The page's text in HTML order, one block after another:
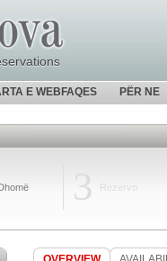
E WEBFAQES PËR NE
3 Rezervo